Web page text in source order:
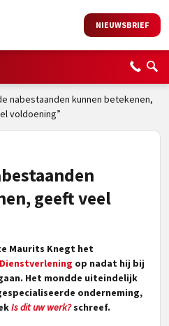
NIEUWSBRIEF
nabestaanden kunnen betekenen,
voldoening”
geeft veel
Maurits Knegt het
op nadat hij bij
Het mondde uiteindelijk
onderneming,
Is dit uw werk? schreef.